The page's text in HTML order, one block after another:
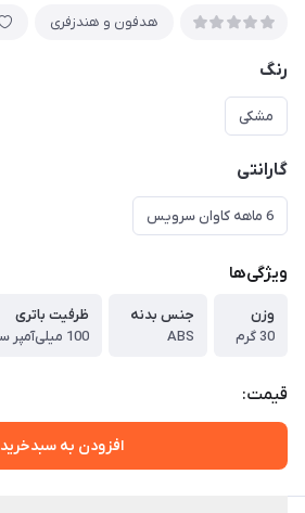
هدفون و هندزفری
رنگ
مشکی
گارانتی
6 ماهه کاوان سرویس
ویژگی‌ها
وزن
30 گرم
جنس بدنه
ABS
ظرفیت باتری
100 میلی‌آمپر ساعت
قیمت:
افزودن به سبدخرید